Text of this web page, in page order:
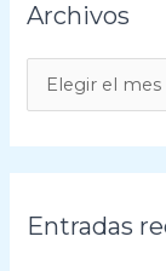
Archivos
r
c
h
iEntradas